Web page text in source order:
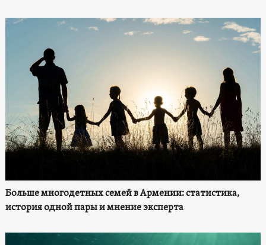
Больше многодетных семей в Армении: статистика,
история одной пары и мнение эксперта